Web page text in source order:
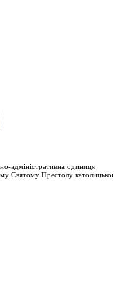
адміністративна одиниця
Святому Престолу католицької